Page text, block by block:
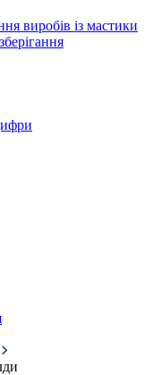
виробів із мастики